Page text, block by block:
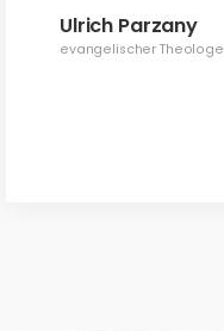
Ulrich Parzany
evangelischer Theologe